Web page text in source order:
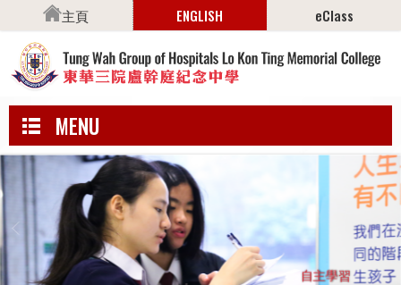
主頁 ENGLISH eClass
MENU
自主學習